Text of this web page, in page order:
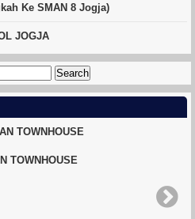
Ke SMAN 8 Jogja)
JOGJA
TOWNHOUSE